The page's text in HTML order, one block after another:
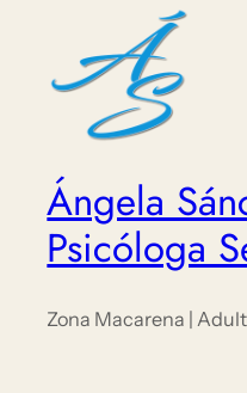
Ángela
Psicóloga
Zona Macarena |